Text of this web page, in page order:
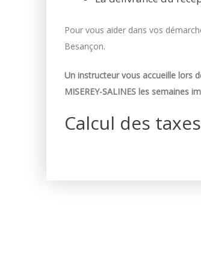
Pour vous aider dans vos
Besançon.
Un instructeur vous accueille lors
MISEREY-SALINES les semaines
Calcul des